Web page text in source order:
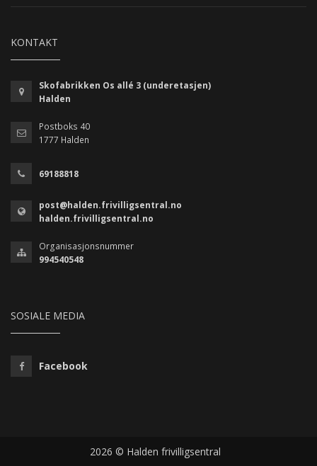
KONTAKT
Skofabrikken Os allé 3 (underetasjen)
Halden
Postboks 40
1777 Halden
69188818
post@halden.frivilligsentral.no
halden.frivilligsentral.no
Organisasjonsnummer
994540548
SOSIALE MEDIA
Facebook
2026 © Halden frivilligsentral